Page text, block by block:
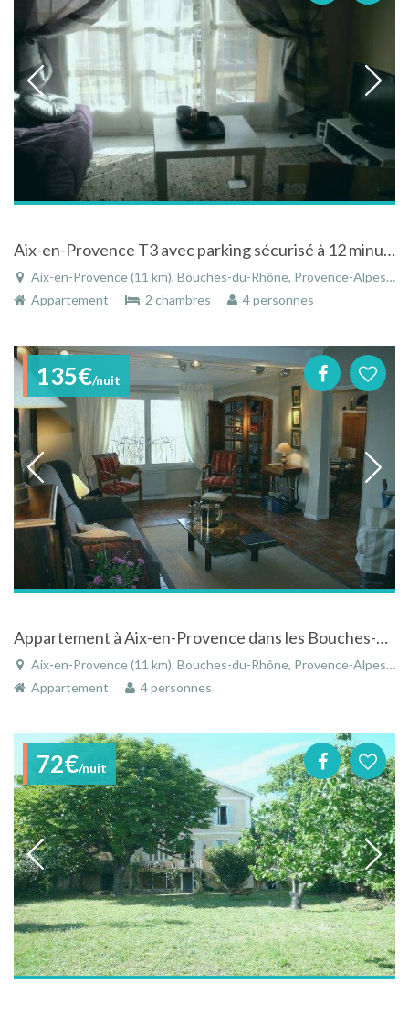
Aix-en-Provence T3 avec parking sécurisé à 12 minutes à pieds du centre ville.
Aix-en-Provence (11 km), Bouches-du-Rhône, Provence-Alpes-Côte d'Azur, France
Appartement
2 chambres 4 personnes
135€/nuit
Appartement à Aix-en-Provence dans les Bouches-du-Rhône en Provence-Alpes-Côte d'Azur
Aix-en-Provence (11 km), Bouches-du-Rhône, Provence-Alpes-Côte d'Azur, France
Appartement
4 personnes
72€/nuit